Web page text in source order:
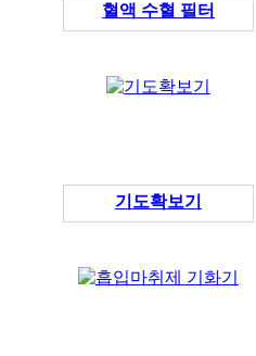
혈액 수혈 필터
기도확보기